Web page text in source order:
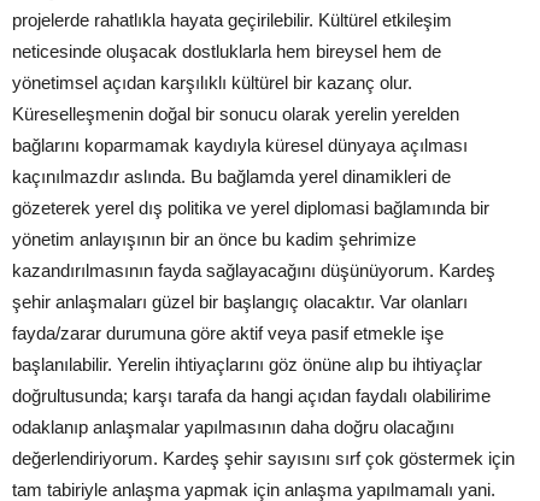
projelerde rahatlıkla hayata geçirilebilir. Kültürel etkileşim
neticesinde oluşacak dostluklarla hem bireysel hem de
yönetimsel açıdan karşılıklı kültürel bir kazanç olur.
Küreselleşmenin doğal bir sonucu olarak yerelin yerelden
bağlarını koparmamak kaydıyla küresel dünyaya açılması
kaçınılmazdır aslında. Bu bağlamda yerel dinamikleri de
gözeterek yerel dış politika ve yerel diplomasi bağlamında bir
yönetim anlayışının bir an önce bu kadim şehrimize
kazandırılmasının fayda sağlayacağını düşünüyorum. Kardeş
şehir anlaşmaları güzel bir başlangıç olacaktır. Var olanları
fayda/zarar durumuna göre aktif veya pasif etmekle işe
başlanılabilir. Yerelin ihtiyaçlarını göz önüne alıp bu ihtiyaçlar
doğrultusunda; karşı tarafa da hangi açıdan faydalı olabilirime
odaklanıp anlaşmalar yapılmasının daha doğru olacağını
değerlendiriyorum. Kardeş şehir sayısını sırf çok göstermek için
tam tabiriyle anlaşma yapmak için anlaşma yapılmamalı yani.